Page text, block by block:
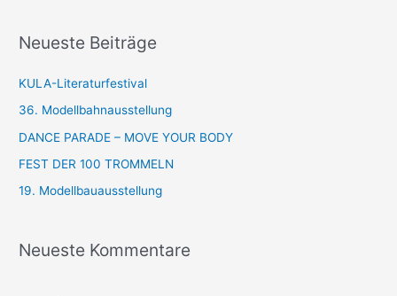
h
a
c
h
Neueste Beiträge
KULA-Literaturfestival
36. Modellbahnausstellung
DANCE PARADE – MOVE YOUR BODY
FEST DER 100 TROMMELN
19. Modellbauausstellung
Neueste Kommentare